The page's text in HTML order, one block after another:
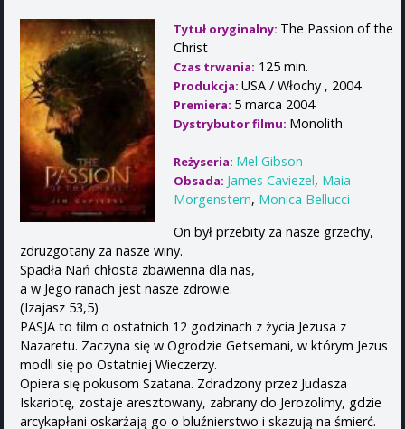
Tytuł oryginalny: The Passion of the
Christ
Czas trwania: 125 min.
Produkcja: USA / Włochy , 2004
Premiera: 5 marca 2004
Dystrybutor filmu: Monolith
Reżyseria: Mel Gibson
Obsada: James Caviezel, Maia
Morgenstern, Monica Bellucci
On był przebity za nasze grzechy,
zdruzgotany za nasze winy.
Spadła Nań chłosta zbawienna dla nas,
a w Jego ranach jest nasze zdrowie.
(Izajasz 53,5)
PASJA to film o ostatnich 12 godzinach z życia Jezusa z
Nazaretu. Zaczyna się w Ogrodzie Getsemani, w którym Jezus
modli się po Ostatniej Wieczerzy.
Opiera się pokusom Szatana. Zdradzony przez Judasza
Iskariotę, zostaje aresztowany, zabrany do Jerozolimy, gdzie
arcykapłani oskarżają go o bluźnierstwo i skazują na śmierć.